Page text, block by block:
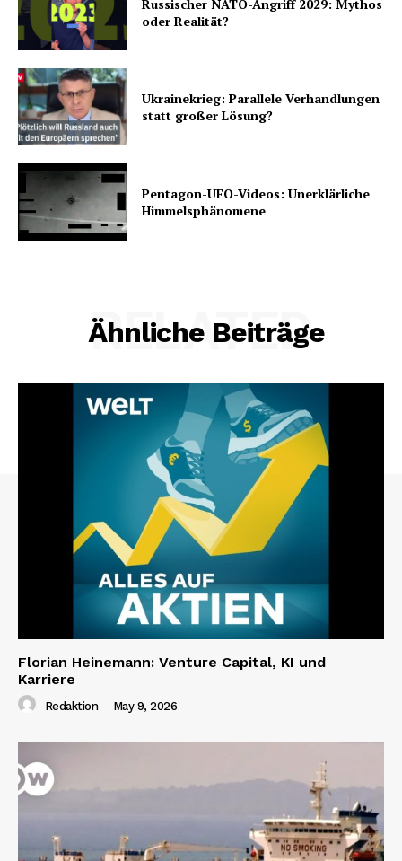
Russischer NATO-Angriff 2029: Mythos
oder Realität?
Ukrainekrieg: Parallele Verhandlungen
statt großer Lösung?
Pentagon-UFO-Videos: Unerklärliche
Himmelsphänomene
Ähnliche Beiträge
RELATED
Florian Heinemann: Venture Capital, KI und
Karriere
Redaktion - May 9, 2026